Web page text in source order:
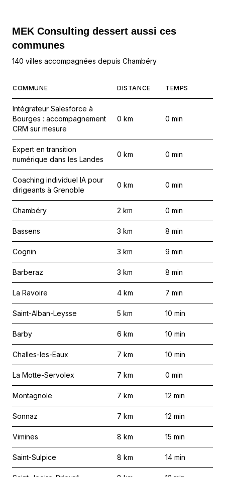
MEK Consulting dessert aussi ces
communes
140 villes accompagnées depuis Chambéry
COMMUNE DISTANCE TEMPS
Intégrateur Salesforce à
Bourges : accompagnement
CRM sur mesure
0 km 0 min
Expert en transition
numérique dans les Landes
0 km 0 min
Coaching individuel IA pour
dirigeants à Grenoble
0 km 0 min
Chambéry 2 km 0 min
Bassens 3 km 8 min
Cognin 3 km 9 min
Barberaz 3 km 8 min
La Ravoire 4 km 7 min
Saint-Alban-Leysse 5 km 10 min
Barby 6 km 10 min
Challes-les-Eaux 7 km 10 min
La Motte-Servolex 7 km 0 min
Montagnole 7 km 12 min
Sonnaz 7 km 12 min
Vimines 8 km 15 min
Saint-Sulpice 8 km 14 min